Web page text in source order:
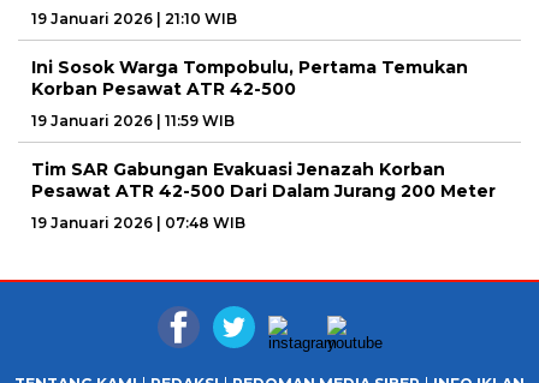
19 Januari 2026 | 21:10 WIB
Ini Sosok Warga Tompobulu, Pertama Temukan
Korban Pesawat ATR 42-500
19 Januari 2026 | 11:59 WIB
Tim SAR Gabungan Evakuasi Jenazah Korban
Pesawat ATR 42-500 Dari Dalam Jurang 200 Meter
19 Januari 2026 | 07:48 WIB